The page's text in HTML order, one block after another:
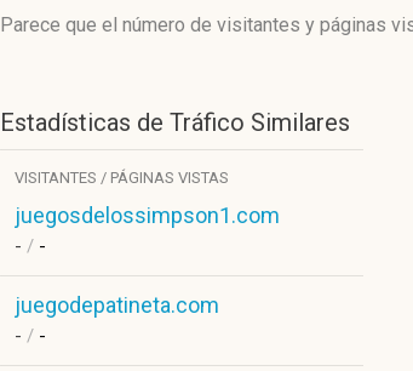
Parece que el número de visitantes y páginas
Estadísticas de Tráfico Similares
VISITANTES / PÁGINAS VISTAS
juegosdelossimpson1.com
- / -
juegodepatineta.com
- / -